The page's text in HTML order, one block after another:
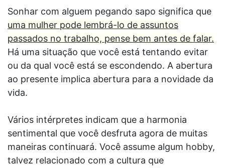
Sonhar com alguem pegando sapo significa que
uma mulher pode lembrá-lo de assuntos
passados no trabalho, pense bem antes de falar.
Há uma situação que você está tentando evitar
ou da qual você está se escondendo. A abertura
ao presente implica abertura para a novidade da
vida.
Vários intérpretes indicam que a harmonia
sentimental que você desfruta agora de muitas
maneiras continuará. Você assume algum hobby,
talvez relacionado com a cultura que